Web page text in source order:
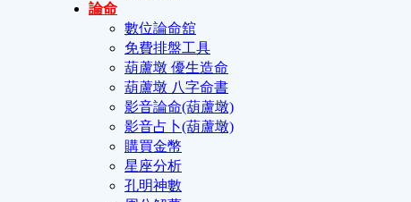
論命
數位論命舘
免費排盤工具
葫蘆墩 優生造命
葫蘆墩 八字命書
影音論命(葫蘆墩)
影音占卜(葫蘆墩)
購買金幣
星座分析
孔明神數